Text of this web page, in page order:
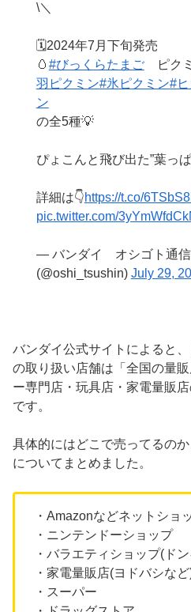
\＼
🗓️2024年7月下旬発売
🥚 #びっくらたまごピクミ
羽ピクミン#氷ピクミン#
ン
の全5種💡
ぴょこんと飛び出た”葉っ
詳細は👇https://t.co/
pic.twitter.com/
— バンダイ オシゴト通信
(@oshi_tsushin) July 29,
バンダイ公式サイトによると
の取り扱い店舗は「全国の量
ー専門店・玩具店・家電量販
です。
具体的にはどこで売ってるの
についてまとめました。
・Amazonなどネットショ
・ニンテンドーショップ
・バラエティショップ(ド
・家電量販店(ヨドバシな
・スーパー